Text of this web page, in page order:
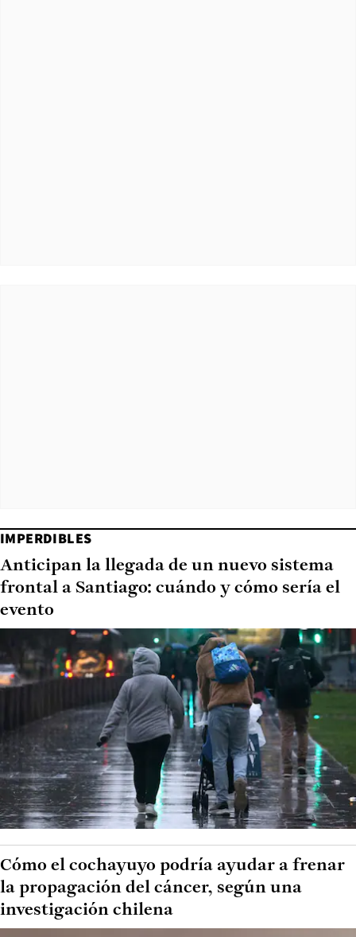
IMPERDIBLES
Anticipan la llegada de un nuevo sistema
frontal a Santiago: cuándo y cómo sería el
evento
Cómo el cochayuyo podría ayudar a frenar
la propagación del cáncer, según una
investigación chilena